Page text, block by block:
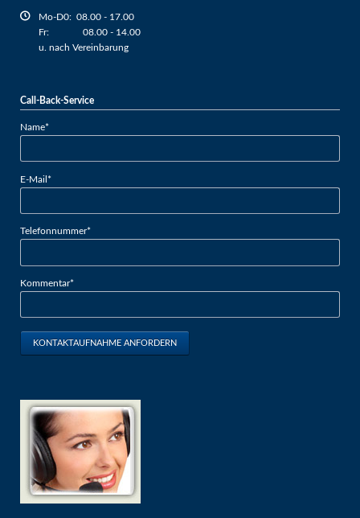
Mo-D0: 08.00 - 17.00
Fr: 08.00 - 14.00
u. nach Vereinbarung
Call-Back-Service
Pflichtfeld
Name*
Pflichtfeld
E-Mail *
Pflichtfeld
Telefonnummer*
Pflichtfeld
Kommentar*
KONTAKTAUFNAHME ANFORDERN